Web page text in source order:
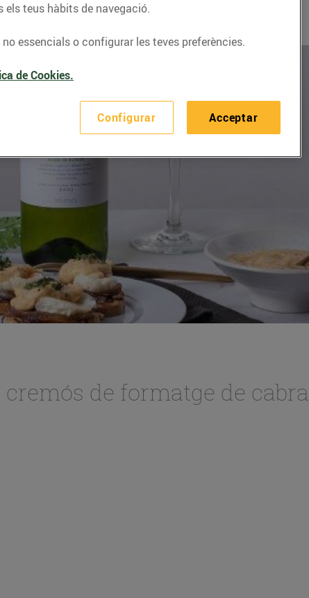
de formatge de cabra
els teus hàbits de navegació.
essencials o configurar les teves preferències.
de Cookies.
Configurar Acceptar